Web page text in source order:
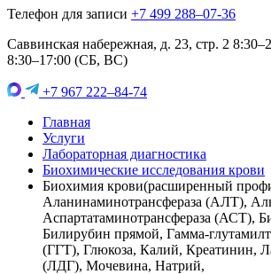
Телефон для записи +7 499 288–07-36
Саввинская набережная, д. 23, стр. 2
8:30–17:00 (СБ, ВС)
+7 967 222–84-74
Главная
Услуги
Лабораторная диагностика
Биохимические исследования крови
Биохимия крови(расширенный
Аланинаминотрансфераза (АЛТ),
Аспартатаминотрансфераза (АСТ),
Билирубин прямой, Гамма-
(ГГТ), Глюкоза, Калий, Креатинин,
(ЛДГ), Мочевина, Натрий,